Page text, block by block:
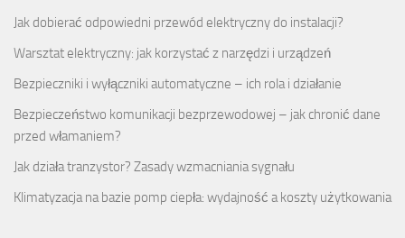
Jak dobierać odpowiedni przewód elektryczny do instalacji?
Warsztat elektryczny: jak korzystać z narzędzi i urządzeń
Bezpieczniki i wyłączniki automatyczne – ich rola i działanie
Bezpieczeństwo komunikacji bezprzewodowej – jak chronić dane
przed włamaniem?
Jak działa tranzystor? Zasady wzmacniania sygnału
Klimatyzacja na bazie pomp ciepła: wydajność a koszty użytkowania